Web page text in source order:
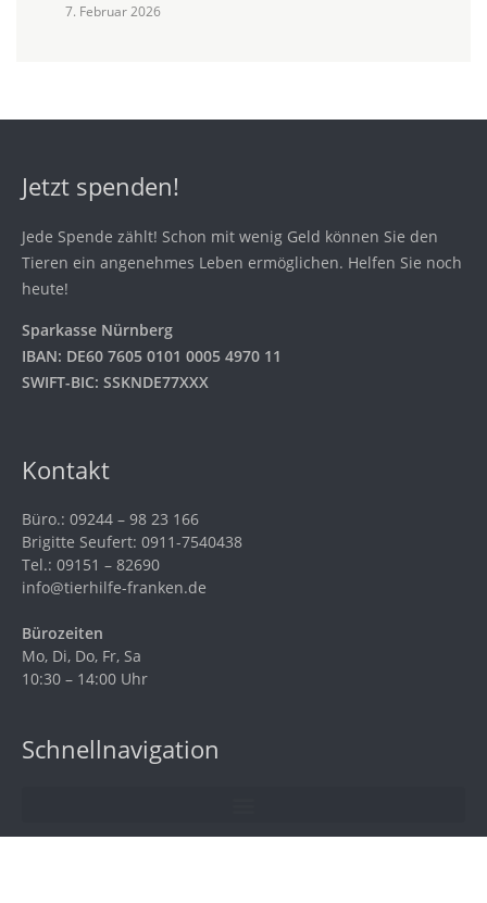
7. Februar 2026
Jetzt spenden!
Jede Spende zählt! Schon mit wenig Geld können Sie den
Tieren ein angenehmes Leben ermöglichen. Helfen Sie noch
heute!
Sparkasse Nürnberg
IBAN: DE60 7605 0101 0005 4970 11
SWIFT-BIC: SSKNDE77XXX
Kontakt
Büro.: 09244 – 98 23 166
Brigitte Seufert: 0911-7540438
Tel.: 09151 – 82690
info@tierhilfe-franken.de
Bürozeiten
Mo, Di, Do, Fr, Sa
10:30 – 14:00 Uhr
Schnellnavigation